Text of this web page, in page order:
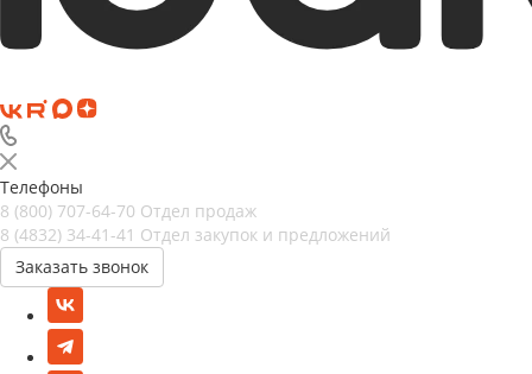
Телефоны
8 (800) 707-64-70 Отдел продаж
8 (4832) 34-41-41 Отдел закупок и предложений
Заказать звонок